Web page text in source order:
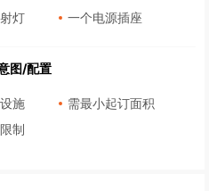
灯
一个电源插座
图/配置
施
需最小起订面积
制